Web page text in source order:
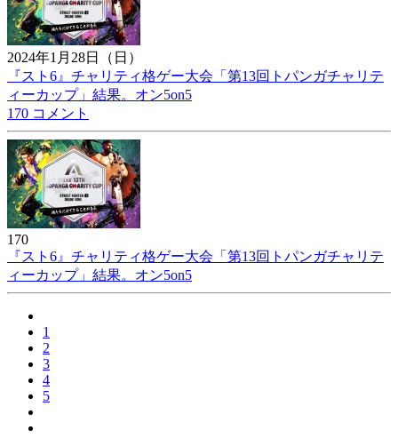
2024年1月28日（日）
『スト6』チャリティ格ゲー大会「第13回トパンガチャリテ
ィーカップ」結果。オン5on5
170 コメント
170
『スト6』チャリティ格ゲー大会「第13回トパンガチャリテ
ィーカップ」結果。オン5on5
1
2
3
4
5